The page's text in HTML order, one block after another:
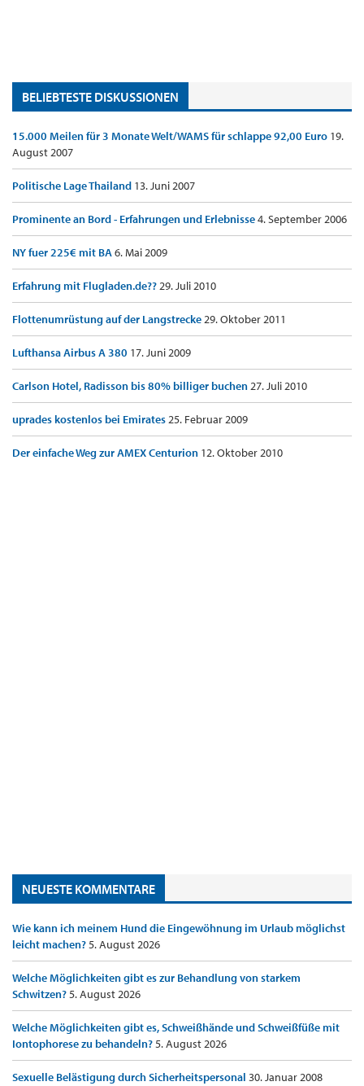
BELIEBTESTE DISKUSSIONEN
15.000 Meilen für 3 Monate Welt/WAMS für schlappe 92,00 Euro 19.
August 2007
Politische Lage Thailand 13. Juni 2007
Prominente an Bord - Erfahrungen und Erlebnisse4. September 2006
NY fuer 225€ mit BA6. Mai 2009
Erfahrung mit Flugladen.de??29. Juli 2010
Flottenumrüstung auf der Langstrecke29. Oktober 2011
Lufthansa Airbus A 380 17. Juni 2009
Carlson Hotel, Radisson bis 80% billiger buchen27. Juli 2010
uprades kostenlos bei Emirates25. Februar 2009
Der einfache Weg zur AMEX Centurion 12. Oktober 2010
NEUESTE KOMMENTARE
Wie kann ich meinem Hund die Eingewöhnung im Urlaub möglichst
leicht machen?5. August 2026
Welche Möglichkeiten gibt es zur Behandlung von starkem
Schwitzen?5. August 2026
Welche Möglichkeiten gibt es, Schweißhände und Schweißfüße mit
Iontophorese zu behandeln?5. August 2026
Sexuelle Belästigung durch Sicherheitspersonal 30. Januar 2008